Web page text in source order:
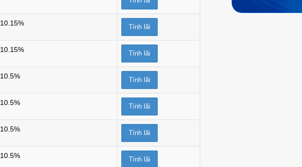
10.15% Tính lãi
10.15% Tính lãi
10.5% Tính lãi
10.5% Tính lãi
10.5% Tính lãi
10.5% Tính lãi